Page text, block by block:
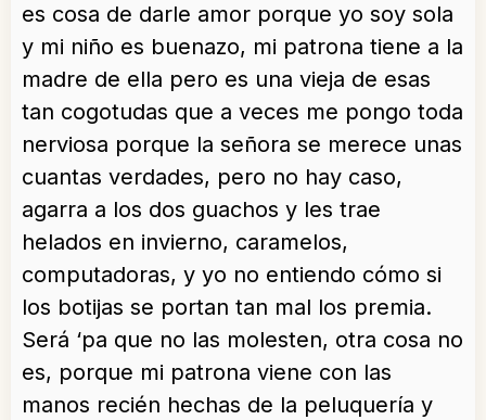
es cosa de darle amor porque yo soy sola
y mi niño es buenazo, mi patrona tiene a la
madre de ella pero es una vieja de esas
tan cogotudas que a veces me pongo toda
nerviosa porque la señora se merece unas
cuantas verdades, pero no hay caso,
agarra a los dos guachos y les trae
helados en invierno, caramelos,
computadoras, y yo no entiendo cómo si
los botijas se portan tan mal los premia.
Será ‘pa que no las molesten, otra cosa no
es, porque mi patrona viene con las
manos recién hechas de la peluquería y